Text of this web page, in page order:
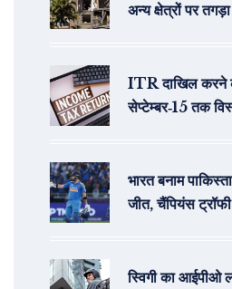
अन्य क्षेत्रों पर
ITR दाखिल करने
सेप्टेम्बर‑15 तक
भारत बनाम
जीत, चैंपियंस
स्विगी का आईपीओ